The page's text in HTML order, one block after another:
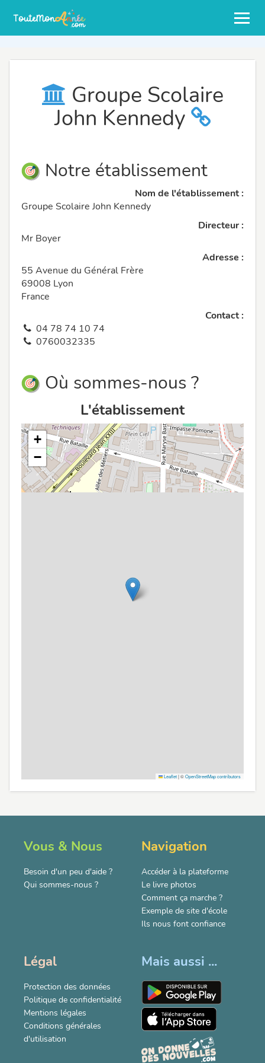
Groupe Scolaire
John Kennedy
Notre établissement
Nom de l'établissement :
Groupe Scolaire John Kennedy
Directeur :
Mr Boyer
Adresse :
55 Avenue du Général Frère
69008 Lyon
France
Contact :
04 78 74 10 74
0760032335
Où sommes-nous ?
L'établissement
+
−
Leaflet|©OpenStreetMap contributors
Vous & Nous
Besoin d'un peu d'aide ?
Qui sommes-nous ?
Navigation
Accéder à la plateforme
Le livre photos
Comment ça marche ?
Exemple de site d'école
Ils nous font confiance
Légal
Protection des données
Politique de confidentialité
Mentions légales
Conditions générales
d'utilisation
Mais aussi ...